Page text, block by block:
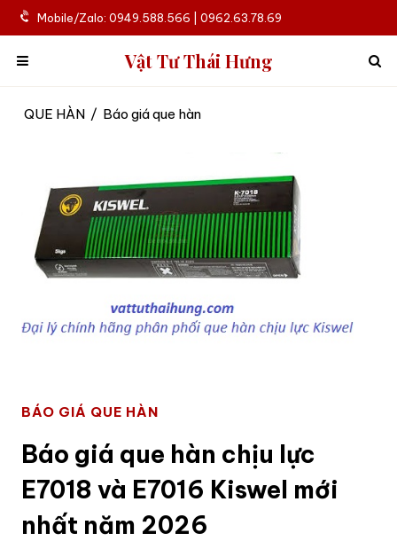
Mobile/Zalo: 0949.588.566 | 0962.63.78.69
Vật Tư Thái Hưng
QUE HÀN / Báo giá que hàn
BÁO GIÁ QUE HÀN
Báo giá que hàn chịu lực
E7018 và E7016 Kiswel mới
nhất năm 2026